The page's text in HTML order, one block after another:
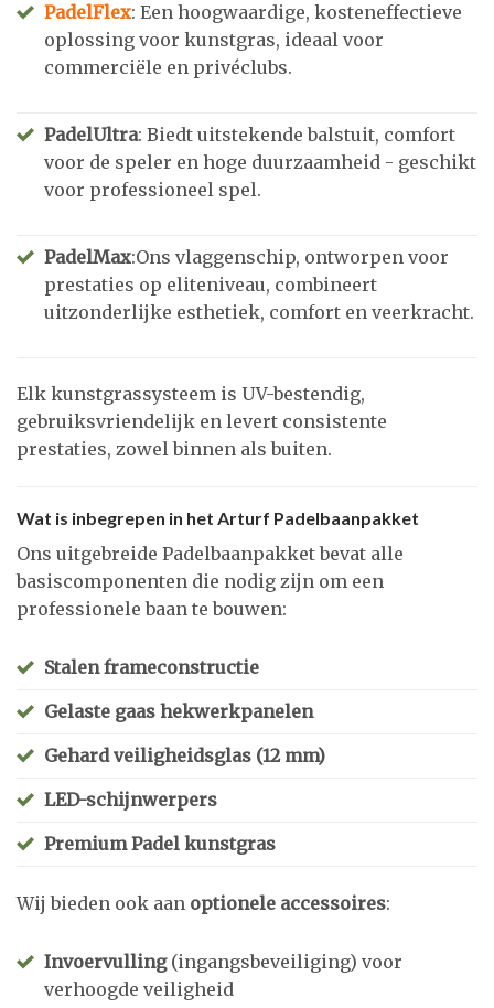
PadelFlex: Een hoogwaardige, kosteneffectieve
oplossing voor kunstgras, ideaal voor
commerciële en privéclubs.
PadelUltra: Biedt uitstekende balstuit, comfort
voor de speler en hoge duurzaamheid - geschikt
voor professioneel spel.
PadelMax:Ons vlaggenschip, ontworpen voor
prestaties op eliteniveau, combineert
uitzonderlijke esthetiek, comfort en veerkracht.
Elk kunstgrassysteem is UV-bestendig,
gebruiksvriendelijk en levert consistente
prestaties, zowel binnen als buiten.
Wat is inbegrepen in het Arturf Padelbaanpakket
Ons uitgebreide Padelbaanpakket bevat alle
basiscomponenten die nodig zijn om een
professionele baan te bouwen:
Stalen frameconstructie
Gelaste gaas hekwerkpanelen
Gehard veiligheidsglas (12 mm)
LED-schijnwerpers
Premium Padel kunstgras
Wij bieden ook aan optionele accessoires:
Invoervulling(ingangsbeveiliging) voor
verhoogde veiligheid